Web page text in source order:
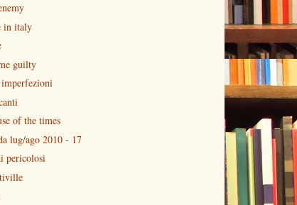
in italy
guilty
of the times
lug/ago 2010 - 17
pericolosi